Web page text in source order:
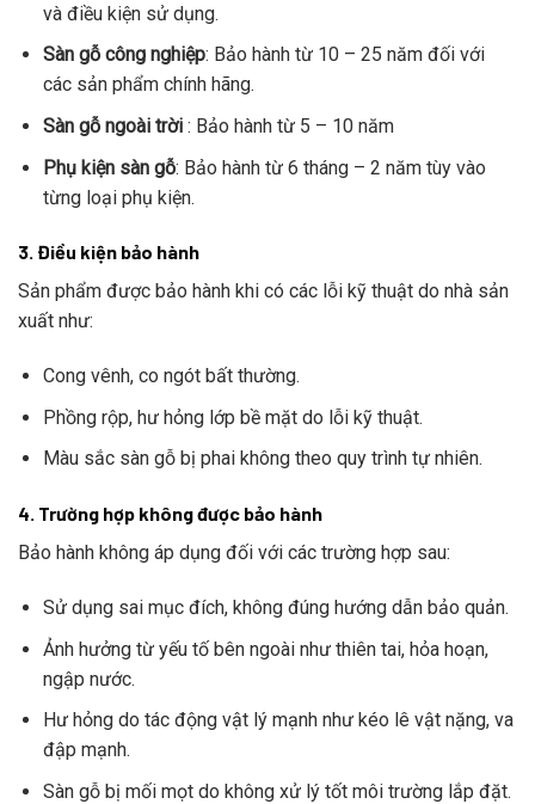
và điều kiện sử dụng.
Sàn gỗ công nghiệp: Bảo hành từ 10 – 25 năm đối với
các sản phẩm chính hãng.
Sàn gỗ ngoài trời: Bảo hành từ 5 – 10 năm
Phụ kiện sàn gỗ: Bảo hành từ 6 tháng – 2 năm tùy vào
từng loại phụ kiện.
3. Điều kiện bảo hành
Sản phẩm được bảo hành khi có các lỗi kỹ thuật do nhà sản
xuất như:
Cong vênh, co ngót bất thường.
Phồng rộp, hư hỏng lớp bề mặt do lỗi kỹ thuật.
Màu sắc sàn gỗ bị phai không theo quy trình tự nhiên.
4. Trường hợp không được bảo hành
Bảo hành không áp dụng đối với các trường hợp sau:
Sử dụng sai mục đích, không đúng hướng dẫn bảo quản.
Ảnh hưởng từ yếu tố bên ngoài như thiên tai, hỏa hoạn,
ngập nước.
Hư hỏng do tác động vật lý mạnh như kéo lê vật nặng, va
đập mạnh.
Sàn gỗ bị mối mọt do không xử lý tốt môi trường lắp đặt.